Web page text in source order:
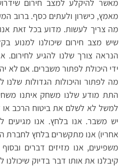
מאשר להיקלע למצב חירום
מאמץ, כישרון ולעתים כסף. ברוב
מה צריך לעשות. מדוע בכל זאת אנו
שיש מצב חירום שיכולנו למנוע
הנראה צורך שלנו להגיע לחירום.
ידי היכולת לפתור משברים. אם לא
מה לפתור והיכולות הגדולות שלנו
התת מודע שלנו משחק איתנו
למשל לא לשלם את ביטוח הרכב או
יש משבר. אנו בלחץ. אנו מגיעים
אחריו) אנו מתקשרים בלחץ לחברת
משפיעים, אנו מזיזים דברים
קיבלנו את אותו דבר בדיוק שיכולנו